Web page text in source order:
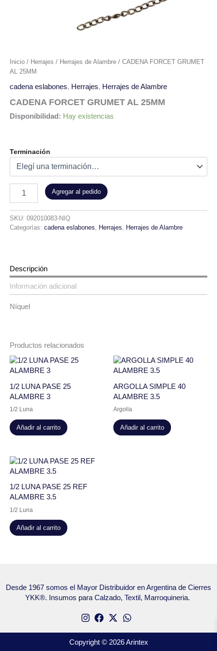
Inicio / Herrajes / Herrajes de Alambre / CADENA FORCET GRUMET
AL 25MM
cadena eslabones, Herrajes, Herrajes de Alambre
CADENA FORCET GRUMET AL 25MM
Disponibilidad: Hay existencias
Terminación
Agregar al pedido
SKU: 092010083-NIQ
Categorías: cadena eslabones, Herrajes, Herrajes de Alambre
Descripción
Información adicional
Níquel
Productos relacionados
1/2 LUNA PASE 25
ALAMBRE 3
1/2 Luna
Añadir al carrito
ARGOLLA SIMPLE 40
ALAMBRE 3.5
Argolla
Añadir al carrito
1/2 LUNA PASE 25 REF
ALAMBRE 3.5
1/2 Luna
Añadir al carrito
Desde 1967 somos el Mayor Distribuidor en Argentina de Cierres
YKK®. Insumos para Calzado, Textil, Marroquineria.
Copyright © 2026 Arintex